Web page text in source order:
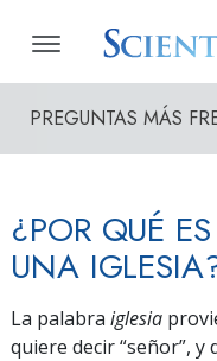
PREGUNTAS MÁS
¿POR QUÉ
UNA
La palabra iglesia
quiere decir “señor”,